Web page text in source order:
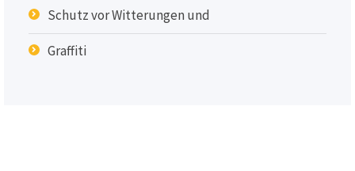
Schutz vor Witterungen und
Graffiti